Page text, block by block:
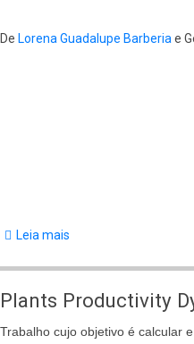
De Lorena Guadalupe Barberia e
Leia mais
em
Democracias
Plants Productivity
Trabalho cujo objetivo é calcular